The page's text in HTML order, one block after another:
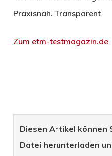
Praxisnah. Transparent
Zum etm-testmagazin.de
Diesen Artikel können
Datei herunterladen